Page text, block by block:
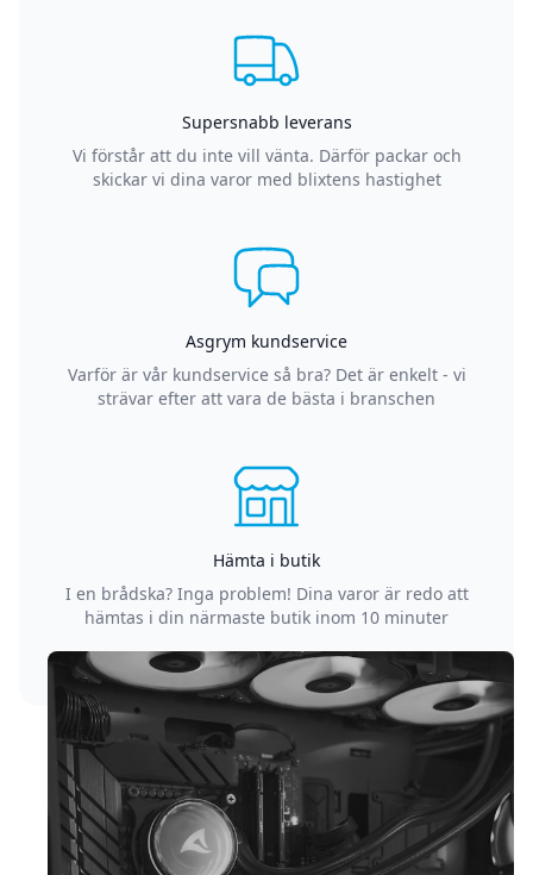
Supersnabb leverans
Vi förstår att du inte vill vänta. Därför packar och
skickar vi dina varor med blixtens hastighet
Asgrym kundservice
Varför är vår kundservice så bra? Det är enkelt - vi
strävar efter att vara de bästa i branschen
Hämta i butik
I en brådska? Inga problem! Dina varor är redo att
hämtas i din närmaste butik inom 10 minuter